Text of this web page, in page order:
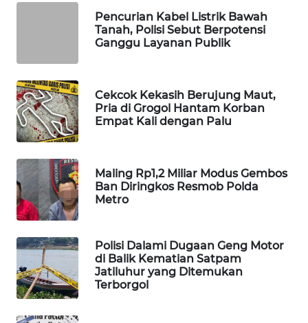
Pencurian Kabel Listrik Bawah
Tanah, Polisi Sebut Berpotensi
Ganggu Layanan Publik
Cekcok Kekasih Berujung Maut,
Pria di Grogol Hantam Korban
Empat Kali dengan Palu
Maling Rp1,2 Miliar Modus Gembos
Ban Diringkos Resmob Polda
Metro
Polisi Dalami Dugaan Geng Motor
di Balik Kematian Satpam
Jatiluhur yang Ditemukan
Terborgol
WAHANA
SELEB
WAHANA
WAHANA
OTOMOTIF
WAHANA
HEALTH
WAHANA
DESA
WISATA